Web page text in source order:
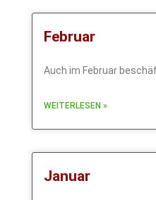
Februar
Auch im Februar
WEITERLESEN »
Januar